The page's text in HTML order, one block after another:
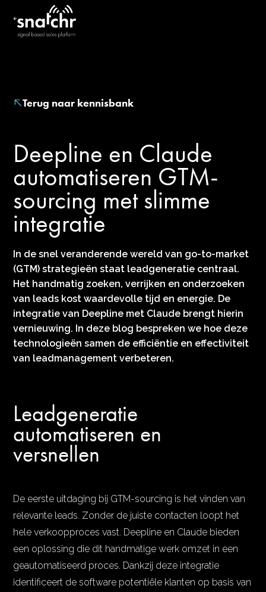
Terug naar kennisbank
Deepline en Claude
automatiseren GTM-
sourcing met slimme
integratie
In de snel veranderende wereld van go-to-market
(GTM) strategieën staat leadgeneratie centraal.
Het handmatig zoeken, verrijken en onderzoeken
van leads kost waardevolle tijd en energie. De
integratie van Deepline met Claude brengt hierin
vernieuwing. In deze blog bespreken we hoe deze
technologieën samen de efficiëntie en effectiviteit
van leadmanagement verbeteren.
Leadgeneratie
automatiseren en
versnellen
De eerste uitdaging bij GTM-sourcing is het vinden van
relevante leads. Zonder de juiste contacten loopt het
hele verkoopproces vast. Deepline en Claude bieden
een oplossing die dit handmatige werk omzet in een
geautomatiseerd proces. Dankzij deze integratie
identificeert de software potentiële klanten op basis van